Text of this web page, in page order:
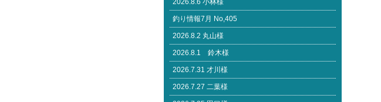
2026.8.6 小林様
釣り情報7月 No,405
2026.8.2 丸山様
2026.8.1 鈴木様
2026.7.31 才川様
2026.7.27 二葉様